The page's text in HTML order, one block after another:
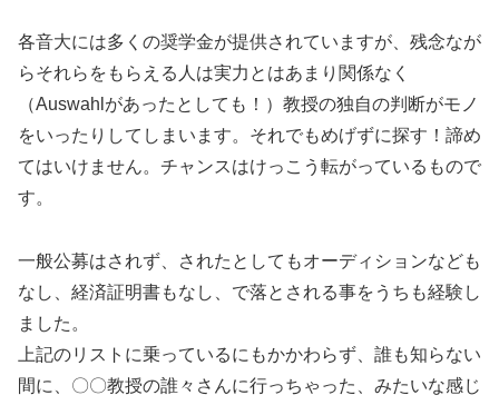
各音大には多くの奨学金が提供されていますが、残念なが
らそれらをもらえる人は実力とはあまり関係なく
（Auswahlがあったとしても！）教授の独自の判断がモノ
をいったりしてしまいます。それでもめげずに探す！諦め
てはいけません。チャンスはけっこう転がっているもので
す。
一般公募はされず、されたとしてもオーディションなども
なし、経済証明書もなし、で落とされる事をうちも経験し
ました。
上記のリストに乗っているにもかかわらず、誰も知らない
間に、〇〇教授の誰々さんに行っちゃった、みたいな感じ